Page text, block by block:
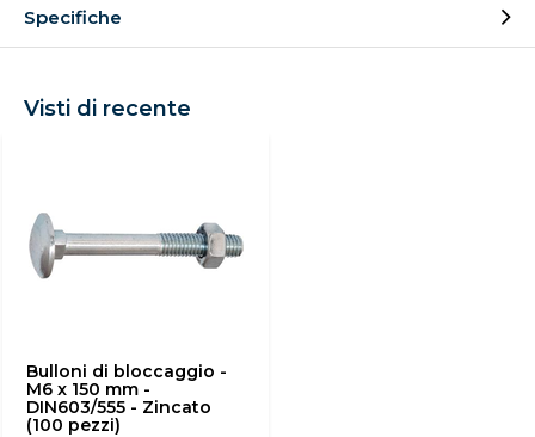
Specifiche
Visti di recente
Bulloni di bloccaggio -
M6 x 150 mm -
DIN603/555 - Zincato
(100 pezzi)